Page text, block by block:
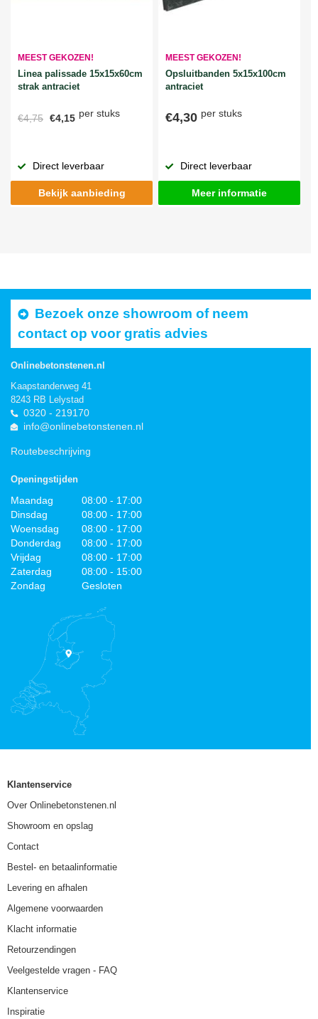
MEEST GEKOZEN!
Linea palissade 15x15x60cm
strak antraciet
€4,75 €4,15 per stuks
Direct leverbaar
Bekijk aanbieding
MEEST GEKOZEN!
Opsluitbanden 5x15x100cm
antraciet
€4,30 per stuks
Direct leverbaar
Meer informatie
Bezoek onze showroom of neem
contact op voor gratis advies
Onlinebetonstenen.nl
Kaapstanderweg 41
8243 RB Lelystad
0320 - 219170
info@onlinebetonstenen.nl
Routebeschrijving
Openingstijden
Maandag
08:00 - 17:00
Dinsdag
08:00 - 17:00
Woensdag
08:00 - 17:00
Donderdag
08:00 - 17:00
Vrijdag
08:00 - 17:00
Zaterdag
08:00 - 15:00
Zondag
Gesloten
Klantenservice
Over Onlinebetonstenen.nl
Showroom en opslag
Contact
Bestel- en betaalinformatie
Levering en afhalen
Algemene voorwaarden
Klacht informatie
Retourzendingen
Veelgestelde vragen - FAQ
Klantenservice
Inspiratie